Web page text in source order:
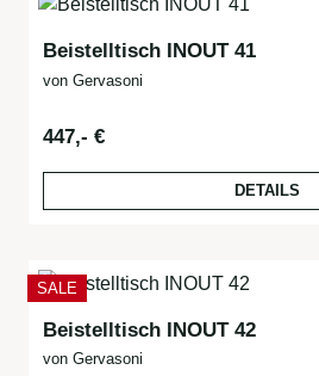
Beistelltisch INOUT 41
von Gervasoni
Regulärer Preis:
447,- €
DETAILS
RABATT
SALE
Beistelltisch INOUT 42
von Gervasoni